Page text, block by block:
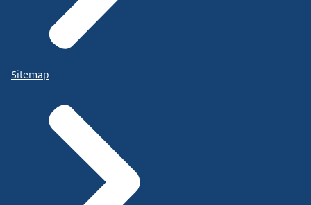
Sitemap